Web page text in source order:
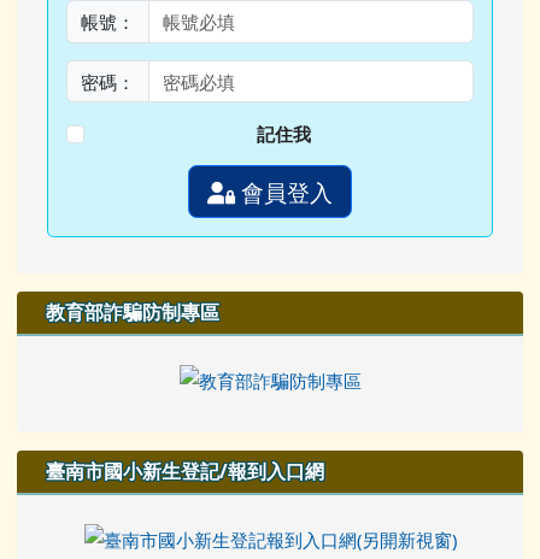
帳號：
密碼：
記住我
會員登入
教育部詐騙防制專區
臺南市國小新生登記/報到入口網